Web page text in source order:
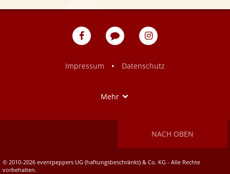
eventpeppers
Blog
eventpeppers
Impressum
• Datenschutz
Mehr
NACH OBEN
© 2010-2026 eventpeppers UG (haftungsbeschränkt) & Co. KG - Alle Rechte
vorbehalten.